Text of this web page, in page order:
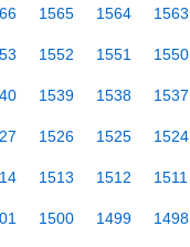
1565 1564 1563
1552 1551 1550
1539 1538 1537
1526 1525 1524
1513 1512 1511
1500 1499 1498